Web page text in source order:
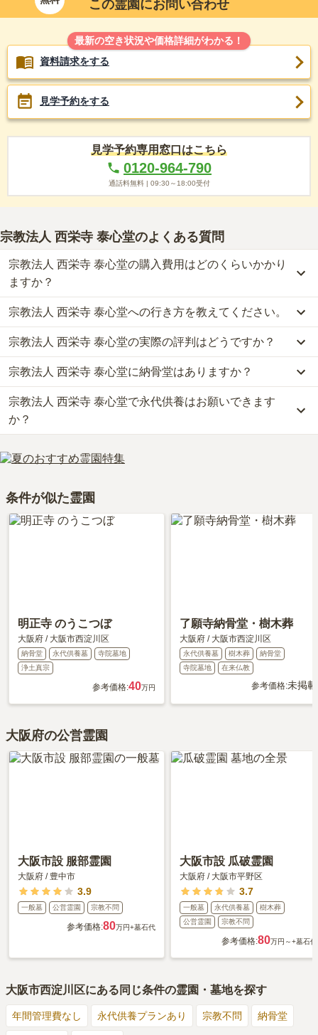
この霊園にお問い合わせ
最新の空き状況や価格詳細がわかる！
資料請求をする
見学予約をする
見学予約専用窓口はこちら
0120-964-790
通話料無料 | 09:30～18:00受付
宗教法人 西栄寺 泰心堂のよくある質問
宗教法人 西栄寺 泰心堂の購入費用はどのくらいかかり
ますか？
宗教法人 西栄寺 泰心堂では、納骨堂が約25万円からお求めいただ
けます。
なお、宗教法人 西栄寺 泰心堂がある大阪府の相場は、納骨堂が約
45万円です。
お墓は、価格が高いものがよい、安いものが悪い、という訳ではあ
きる場所を選ぶことです。
宗教法人 西栄寺 泰心堂への行き方を教えてください。
公共交通機関の場合、JR東西線「御幣島駅」から徒歩約2分です。
車の場合、阪神高速3号「大和田」「姫島」各出口から車で約5分で
す。
詳しいルートや地図は、本ページの「地図・交通アクセス」欄をご
確認ください。
宗教法人 西栄寺 泰心堂の実際の評判はどうですか？
当サイトに寄せられた総合評価は、4.1点です。特に周辺施設が高
く評価されています。
利用者様からは「周辺にスーパーはあるが、参拝部屋でのお参りな
のでお花を買って行く必要がないように思う。」といったお声をい
ただいております。
宗教法人 西栄寺 泰心堂に納骨堂はありますか？
はい、宗教法人 西栄寺 泰心堂には2種類の納骨堂がございます。
費用は、約25万円からとなっております。
宗教法人 西栄寺 泰心堂がある大阪府の納骨堂の相場価格は、約45
万円です。
納骨堂について詳しく知りたい方は『
宗教法人 西栄寺 泰心堂で永代供養はお願いできます
か？
はい、宗教法人 西栄寺 泰心堂は永代供養に対応しています。
費用は、約25万円からとなっております。
解説！』をご覧ください。
条件が似た霊園
明正寺 のうこつぼ
大阪府 / 大阪市西淀川区
納骨堂 永代供養墓
寺院墓地
浄土真宗
参考価格:40万円
了願寺納骨堂・樹木葬
大阪府 / 大阪市西淀川区
永代供養墓 樹木葬
納骨堂
寺院墓地
在来仏教
参考価格:未掲載
大阪府の公営霊園
大阪市設 服部霊園
大阪府 / 豊中市
3.9
一般墓 公営霊園 宗教不問
参考価格:80万円+墓石代
大阪市設 瓜破霊園
大阪府 / 大阪市平野区
3.7
一般墓 永代供養墓
樹木葬
公営霊園
宗教不問
参考価格:80万円～+墓石代
大阪市西淀川区にある同じ条件の霊園・墓地を探す
年間管理費なし 永代供養プランあり 宗教不問 納骨堂